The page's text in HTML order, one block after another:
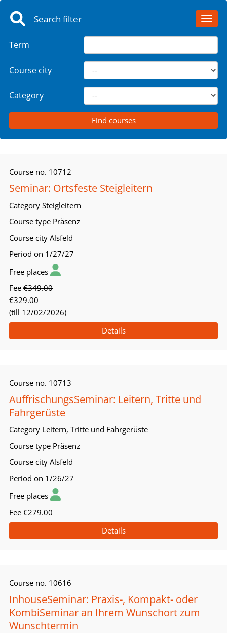
Search filter
Term
Course city
Category
Course no. 10712
Seminar: Ortsfeste Steigleitern
Category Steigleitern
Course type Präsenz
Course city Alsfeld
Period on 1/27/27
Free places
Fee €349.00
€329.00
(till 12/02/2026)
Details
Course no. 10713
AuffrischungsSeminar: Leitern, Tritte und
Fahrgerüste
Category Leitern, Tritte und Fahrgerüste
Course type Präsenz
Course city Alsfeld
Period on 1/26/27
Free places
Fee €279.00
Details
Course no. 10616
InhouseSeminar: Praxis-, Kompakt- oder
KombiSeminar an Ihrem Wunschort zum
Wunschtermin